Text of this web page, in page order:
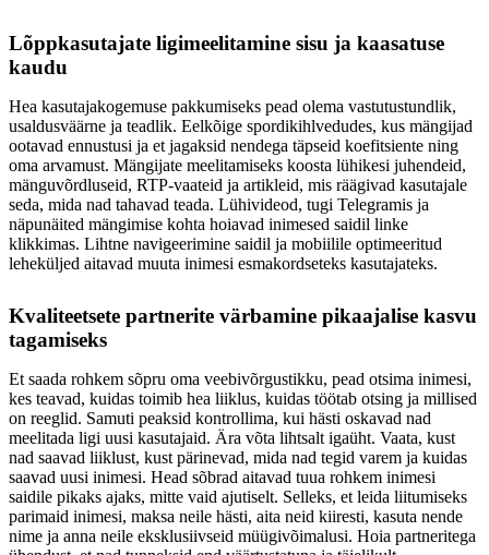
Lõppkasutajate ligimeelitamine sisu ja kaasatuse
kaudu
Hea kasutajakogemuse pakkumiseks pead olema vastutustundlik,
usaldusväärne ja teadlik. Eelkõige spordikihlvedudes, kus mängijad
ootavad ennustusi ja et jagaksid nendega täpseid koefitsiente ning
oma arvamust. Mängijate meelitamiseks koosta lühikesi juhendeid,
mänguvõrdluseid, RTP-vaateid ja artikleid, mis räägivad kasutajale
seda, mida nad tahavad teada. Lühivideod, tugi Telegramis ja
näpunäited mängimise kohta hoiavad inimesed saidil linke
klikkimas. Lihtne navigeerimine saidil ja mobiilile optimeeritud
leheküljed aitavad muuta inimesi esmakordseteks kasutajateks.
Kvaliteetsete partnerite värbamine pikaajalise kasvu
tagamiseks
Et saada rohkem sõpru oma veebivõrgustikku, pead otsima inimesi,
kes teavad, kuidas toimib hea liiklus, kuidas töötab otsing ja millised
on reeglid. Samuti peaksid kontrollima, kui hästi oskavad nad
meelitada ligi uusi kasutajaid. Ära võta lihtsalt igaüht. Vaata, kust
nad saavad liiklust, kust pärinevad, mida nad tegid varem ja kuidas
saavad uusi inimesi. Head sõbrad aitavad tuua rohkem inimesi
saidile pikaks ajaks, mitte vaid ajutiselt. Selleks, et leida liitumiseks
parimaid inimesi, maksa neile hästi, aita neid kiiresti, kasuta nende
nime ja anna neile eksklusiivseid müügivõimalusi. Hoia partneritega